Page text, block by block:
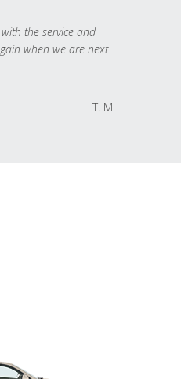
the service and
when we are next
T. M.